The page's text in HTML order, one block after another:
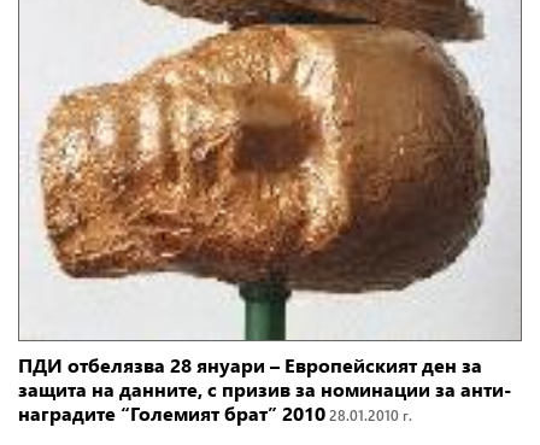
ПДИ отбелязва 28 януари – Европейският ден за
защита на данните, с призив за номинации за анти-
наградите “Големият брат” 2010 28.01.2010 г.